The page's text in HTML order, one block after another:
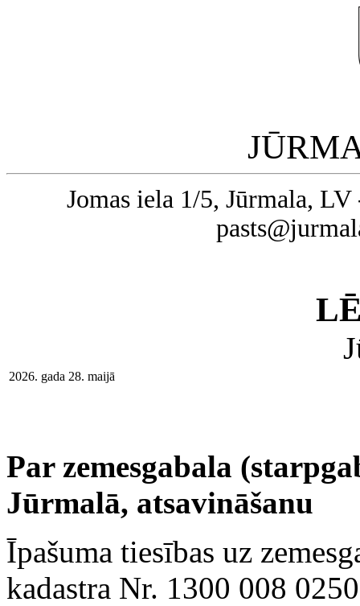
Jomas iela 1/5, Jūrmala,
2026. gada 28. maijā
Par zemesgabala
Jūrmalā, atsavināšanu
Īpašuma tiesības uz
kadastra Nr. 1300 008